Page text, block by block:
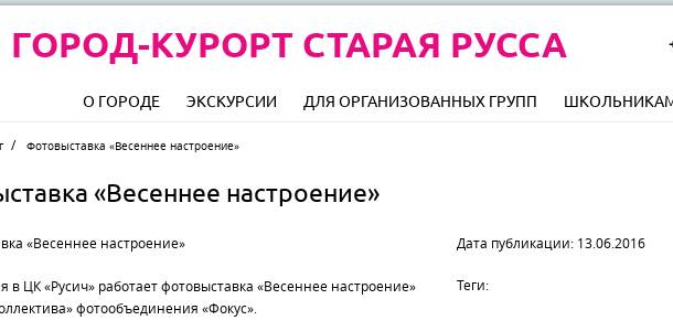
ГОРОД-КУРОРТ СТАРАЯ РУССА
О ГОРОДЕ ЭКСКУРСИИ ДЛЯ ОРГАНИЗОВАННЫХ ГРУПП
Фотовыставка «Весеннее настроение»
«Весеннее настроение»
в ЦК «Русич» работает фотовыставка «Весеннее настроение»
фотообъединения «Фокус».
Дата публикации: 13.06.2016
Теги: